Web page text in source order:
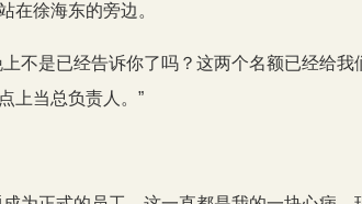
在徐海东的旁边。
不是已经告诉你了吗？这两个名额已经给
上当总负责人。”